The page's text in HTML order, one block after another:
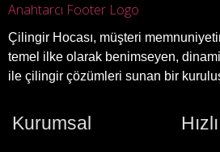
Çilingir Hocası, müşteri
temel ilke olarak benimseyen,
ile çilingir çözümleri sunan bir
Kurumsal